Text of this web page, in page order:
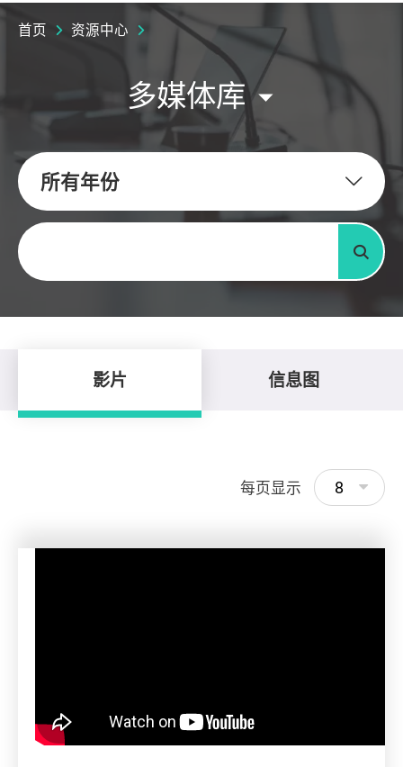
首页 资源中心
多媒体库
所有年份
关键字
搜寻
影片 信息图
每页显示 8